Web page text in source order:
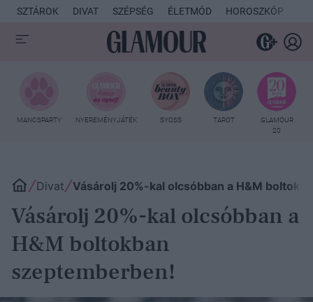
SZTÁROK DIVAT SZÉPSÉG ÉLETMÓD HOROSZKÓP
MANCSPARTY NYEREMÉNYJÁTÉK SYOSS TAROT
GLAMOUR
20
Divat Vásárolj 20%-kal olcsóbban a H&M
Vásárolj 20%-kal olcsóbban a
H&M boltokban
szeptemberben!